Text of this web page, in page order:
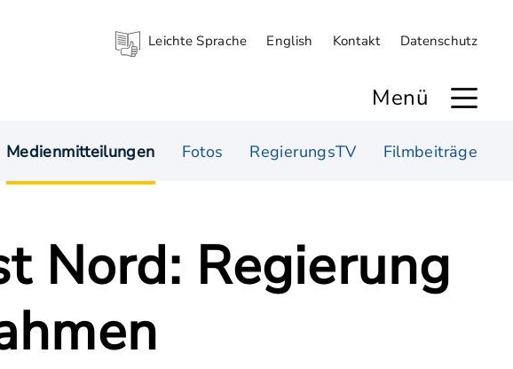
Leichte Sprache English Kontakt Datenschutz
Menü
Medienmitteilungen Fotos RegierungsTV Filmbeiträge
Nord: Regierung